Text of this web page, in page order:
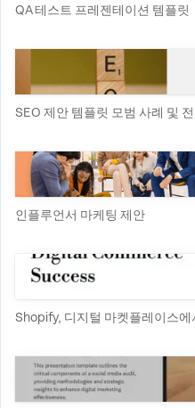
QA 테스트 프레젠테이션 템플릿
SEO 제안 템플릿 모범 사례 및
인플루언서 마케팅 제안
Shopify, 디지털 마켓플레이스